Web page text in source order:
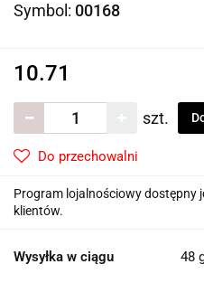
Symbol: 00168
10.71
szt.
Do przechowalni
Program lojalnościowy dostępny
klientów.
Wysyłka w ciągu 48